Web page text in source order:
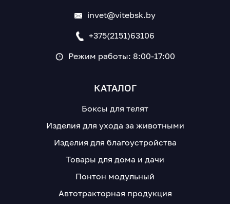
invet@vitebsk.by
+375(2151)63106
Режим работы: 8:00-17:00
КАТАЛОГ
Боксы для телят
Изделия для ухода за животными
Изделия для благоустройства
Товары для дома и дачи
Понтон модульный
Автотракторная продукция